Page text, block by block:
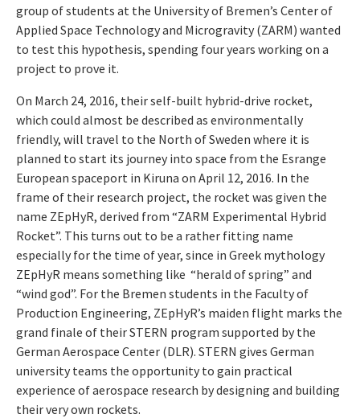
group of students at the University of Bremen’s Center of
Applied Space Technology and Microgravity (ZARM) wanted
to test this hypothesis, spending four years working on a
project to prove it.
On March 24, 2016, their self-built hybrid-drive rocket,
which could almost be described as environmentally
friendly, will travel to the North of Sweden where it is
planned to start its journey into space from the Esrange
European spaceport in Kiruna on April 12, 2016. In the
frame of their research project, the rocket was given the
name ZEpHyR, derived from “ZARM Experimental Hybrid
Rocket”. This turns out to be a rather fitting name
especially for the time of year, since in Greek mythology
ZEpHyR means something like “herald of spring” and
“wind god”. For the Bremen students in the Faculty of
Production Engineering, ZEpHyR’s maiden flight marks the
grand finale of their STERN program supported by the
German Aerospace Center (DLR). STERN gives German
university teams the opportunity to gain practical
experience of aerospace research by designing and building
their very own rockets.